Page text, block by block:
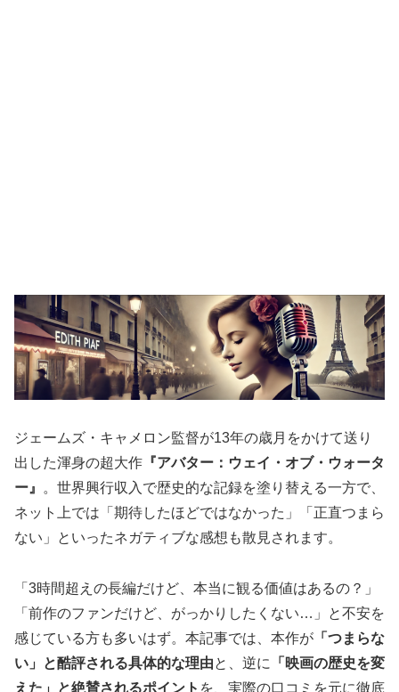
ジェームズ・キャメロン監督が13年の歳月をかけて送り
出した渾身の超大作 『アバター：ウェイ・オブ・ウォータ
ー』
。世界興行収入で歴史的な記録を塗り替える一方で、
ネット上では「期待したほどではなかった」「正直つまら
ない」といったネガティブな感想も散見されます。
「3時間超えの長編だけど、本当に観る価値はあるの？」
「前作のファンだけど、がっかりしたくない…」と不安を
感じている方も多いはず。本記事では、本作が 「つまらな
い」と酷評される具体的な理由と、逆に
「映画の歴史を変
えた」と絶賛されるポイント を、実際の口コミを元に徹底